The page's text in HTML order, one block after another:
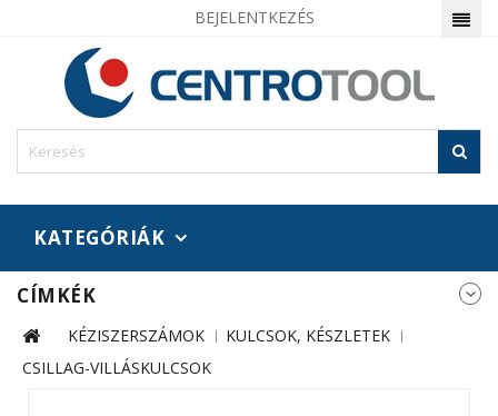
BEJELENTKEZÉS
KATEGÓRIÁK
CÍMKÉK
KÉZISZERSZÁMOK
KULCSOK, KÉSZLETEK
CSILLAG-VILLÁSKULCSOK